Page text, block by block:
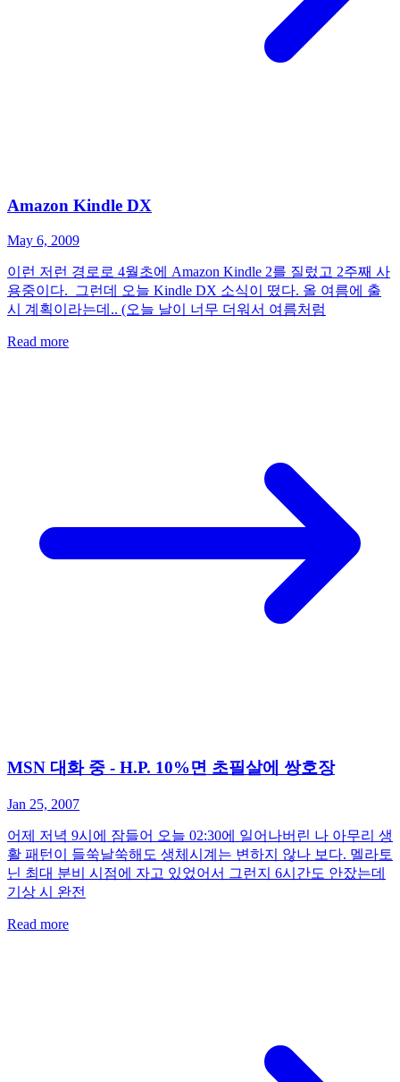
Amazon Kindle DX
May 6, 2009
이런 저런 경로로 4월초에 Amazon Kindle 2를 질렀고 2주째 사
용중이다. 그런데 오늘 Kindle DX 소식이 떴다. 올 여름에 출
시 계획이라는데.. (오늘 날이 너무 더워서 여름처럼
Read more
MSN 대화 중 - H.P. 10%면 초필살에 쌍호장
Jan 25, 2007
어제 저녁 9시에 잠들어 오늘 02:30에 일어나버린 나 아무리 생
활 패턴이 들쑥날쑥해도 생체시계는 변하지 않나 보다. 멜라토
닌 최대 분비 시점에 자고 있었어서 그런지 6시간도 안잤는데
기상 시 완전
Read more